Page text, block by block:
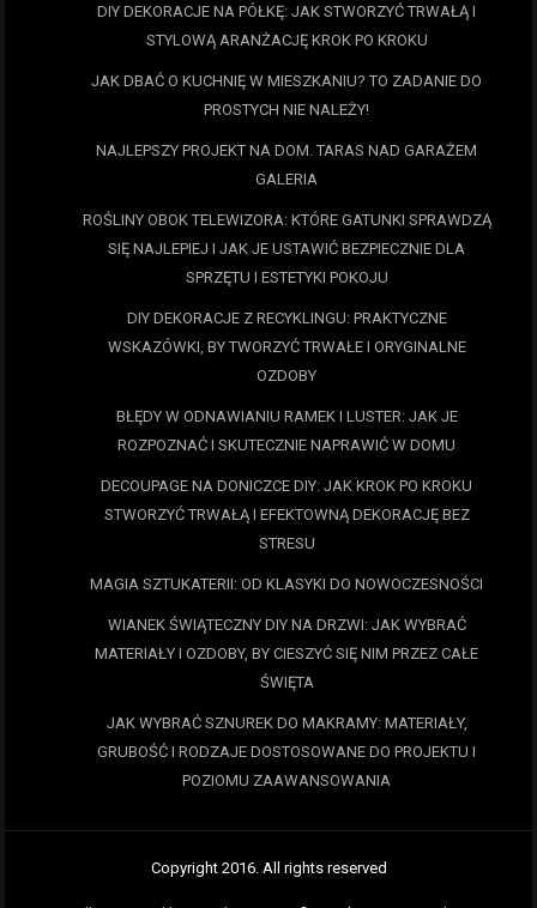
DIY DEKORACJE NA PÓŁKĘ: JAK STWORZYĆ TRWAŁĄ I
STYLOWĄ ARANŻACJĘ KROK PO KROKU
JAK DBAĆ O KUCHNIĘ W MIESZKANIU? TO ZADANIE DO
PROSTYCH NIE NALEŻY!
NAJLEPSZY PROJEKT NA DOM. TARAS NAD GARAŻEM
GALERIA
ROŚLINY OBOK TELEWIZORA: KTÓRE GATUNKI SPRAWDZĄ
SIĘ NAJLEPIEJ I JAK JE USTAWIĆ BEZPIECZNIE DLA
SPRZĘTU I ESTETYKI POKOJU
DIY DEKORACJE Z RECYKLINGU: PRAKTYCZNE
WSKAZÓWKI, BY TWORZYĆ TRWAŁE I ORYGINALNE
OZDOBY
BŁĘDY W ODNAWIANIU RAMEK I LUSTER: JAK JE
ROZPOZNAĆ I SKUTECZNIE NAPRAWIĆ W DOMU
DECOUPAGE NA DONICZCE DIY: JAK KROK PO KROKU
STWORZYĆ TRWAŁĄ I EFEKTOWNĄ DEKORACJĘ BEZ
STRESU
MAGIA SZTUKATERII: OD KLASYKI DO NOWOCZESNOŚCI
WIANEK ŚWIĄTECZNY DIY NA DRZWI: JAK WYBRAĆ
MATERIAŁY I OZDOBY, BY CIESZYĆ SIĘ NIM PRZEZ CAŁE
ŚWIĘTA
JAK WYBRAĆ SZNUREK DO MAKRAMY: MATERIAŁY,
GRUBOŚĆ I RODZAJE DOSTOSOWANE DO PROJEKTU I
POZIOMU ZAAWANSOWANIA
Copyright 2016. All rights reserved